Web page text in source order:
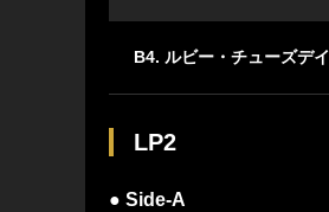
B4. ルビー・チューズデイ
LP2
● Side-A